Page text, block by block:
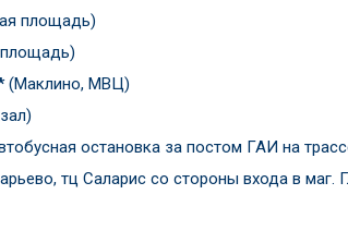
площадь)
(Маклино, МВЦ)
остановка за постом ГАИ на
тц Саларис со стороны входа в маг.